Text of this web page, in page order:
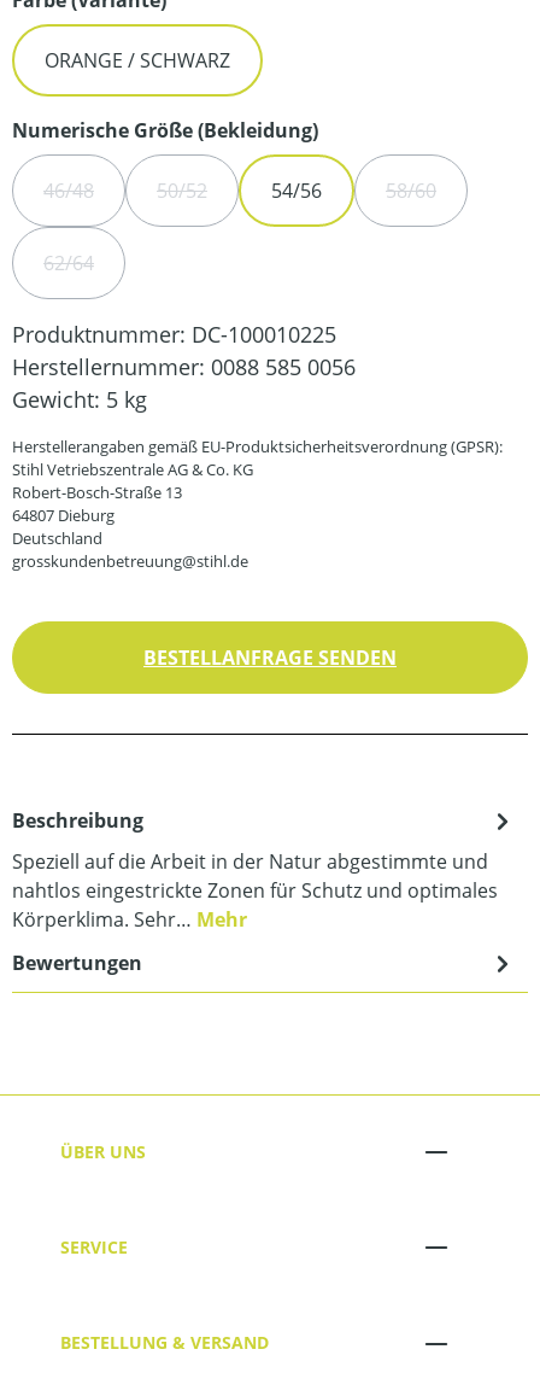
ORANGE / SCHWARZ
Numerische Größe (Bekleidung)auswählen
46/48(DIESE OPTION IST ZURZEIT NICHT VERFÜGBAR.)
50/52(DIESE OPTION IST ZURZEIT NICHT
54/56 58/60(DIESE OPTION
62/64(DIESE OPTION IST ZURZEIT NICHT VERFÜGBAR.)
Produktnummer: DC-100010225
Herstellernummer: 0088 585 0056
Gewicht: 5 kg
Herstellerangaben gemäß EU-Produktsicherheitsverordnung (GPSR):
Stihl Vetriebszentrale AG & Co. KG
Robert-Bosch-Straße 13
64807 Dieburg
Deutschland
grosskundenbetreuung@stihl.de
BESTELLANFRAGE SENDEN
Beschreibung
Speziell auf die Arbeit in der Natur abgestimmte und
nahtlos eingestrickte Zonen für Schutz und optimales
Körperklima. Sehr… Mehr
Bewertungen
ÜBER UNS
SERVICE
BESTELLUNG & VERSAND